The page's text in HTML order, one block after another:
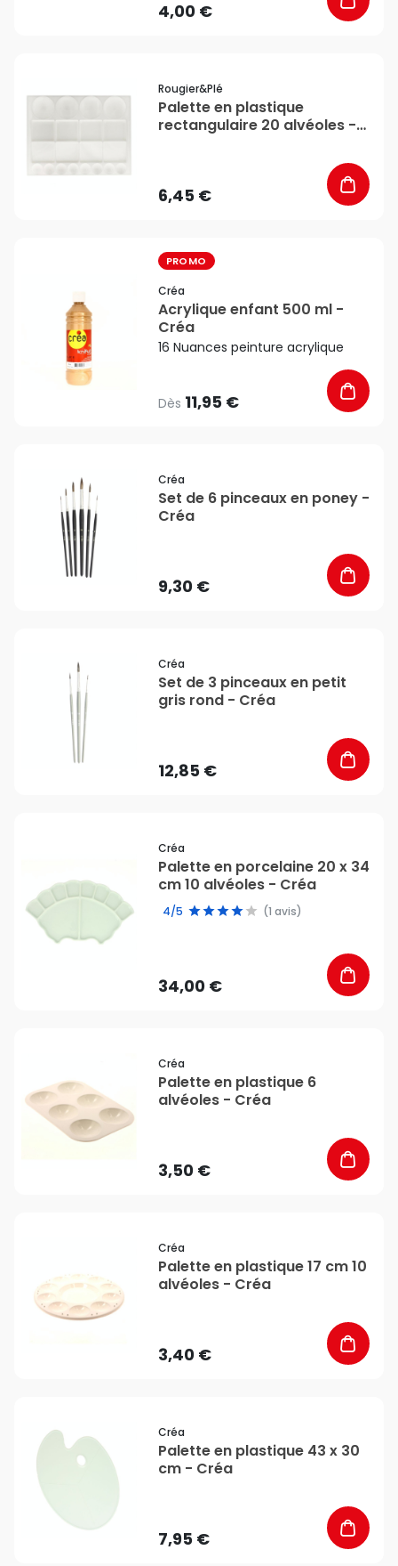
4,00 €
Rougier&plé
Palette en plastique
rectangulaire 20 alvéoles -
6,45 €
PROMO
Créa
Acrylique enfant 500 ml -
Créa
16 Nuances peinture acrylique
Dès 11,95 €
Créa
Set de 6 pinceaux en poney -
Créa
9,30 €
Créa
Set de 3 pinceaux en petit
gris rond - Créa
12,85 €
Créa
Palette en porcelaine 20 x 34
cm 10 alvéoles - Créa
4/5 (1 avis)
34,00 €
Créa
Palette en plastique 6
alvéoles - Créa
3,50 €
Créa
Palette en plastique 17 cm 10
alvéoles - Créa
3,40 €
Créa
Palette en plastique 43 x 30
cm - Créa
7,95 €